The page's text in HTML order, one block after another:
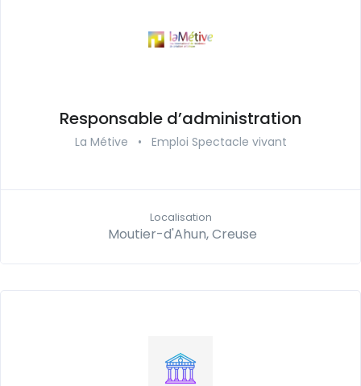
Responsable d’administration
La Métive • Emploi Spectacle vivant
Localisation
Moutier-d'Ahun, Creuse